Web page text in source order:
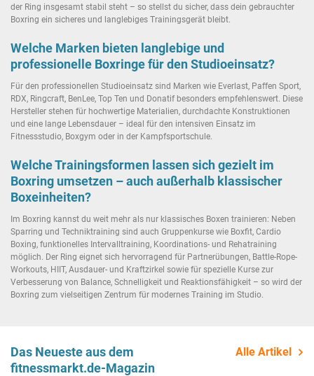
der Ring insgesamt stabil steht – so stellst du sicher, dass dein gebrauchter
Boxring ein sicheres und langlebiges Trainingsgerät bleibt.
Welche Marken bieten langlebige und
professionelle Boxringe für den Studioeinsatz?
Für den professionellen Studioeinsatz sind Marken wie Everlast, Paffen Sport,
RDX, Ringcraft, BenLee, Top Ten und Donatif besonders empfehlenswert. Diese
Hersteller stehen für hochwertige Materialien, durchdachte Konstruktionen
und eine lange Lebensdauer – ideal für den intensiven Einsatz im
Fitnessstudio, Boxgym oder in der Kampfsportschule.
Welche Trainingsformen lassen sich gezielt im
Boxring umsetzen – auch außerhalb klassischer
Boxeinheiten?
Im Boxring kannst du weit mehr als nur klassisches Boxen trainieren: Neben
Sparring und Techniktraining sind auch Gruppenkurse wie Boxfit, Cardio
Boxing, funktionelles Intervalltraining, Koordinations- und Rehatraining
möglich. Der Ring eignet sich hervorragend für Partnerübungen, Battle-Rope-
Workouts, HIIT, Ausdauer- und Kraftzirkel sowie für spezielle Kurse zur
Verbesserung von Balance, Schnelligkeit und Reaktionsfähigkeit – so wird der
Boxring zum vielseitigen Zentrum für modernes Training im Studio.
Das Neueste aus dem
fitnessmarkt.de-Magazin
Alle Artikel